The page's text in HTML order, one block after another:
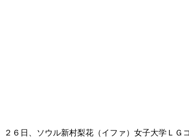
２６日、ソウル新村梨花（イファ）女子大学Ｌ